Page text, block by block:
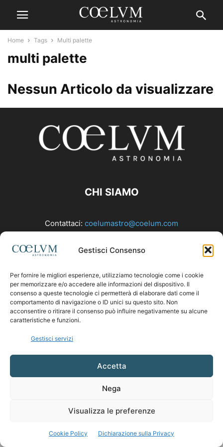
Gestisci Consenso
Per fornire le migliori esperienze, utilizziamo tecnologie come i cookie
per memorizzare e/o accedere alle informazioni del dispositivo. Il
consenso a queste tecnologie ci permetterà di elaborare dati come il
comportamento di navigazione o ID unici su questo sito. Non
acconsentire o ritirare il consenso può influire negativamente su alcune
caratteristiche e funzioni.
Gestisci servizi
Accetta
Nega
Visualizza le preferenze
Cookie Policy Dichiarazione sulla Privacy
Home Tags Multi palette
multi palette
Nessun Articolo da visualizzare
CHI SIAMO
Contattaci: coelumastro@coelum.com
SEGUICI